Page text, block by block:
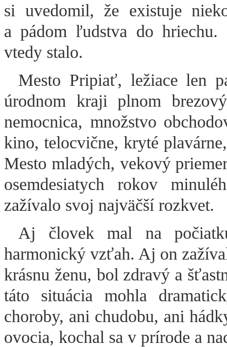
si uvedomil, že existuje
a pádom ľudstva do
vtedy stalo.
Mesto Pripiať, ležiace len
úrodnom kraji plnom
nemocnica, množstvo
kino, telocvične, kryté
Mesto mladých, vekový
osemdesiatych rokov
zažívalo svoj najväčší rozkvet.
Aj človek mal na
harmonický vzťah. Aj on
krásnu ženu, bol zdravý a
táto situácia mohla
choroby, ani chudobu, ani
ovocia, kochal sa v prírode a